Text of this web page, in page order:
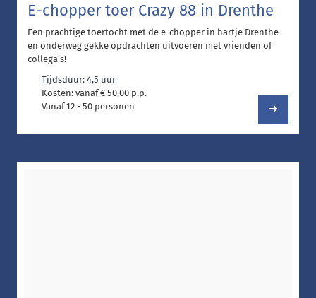
E-chopper toer Crazy 88 in Drenthe
Een prachtige toertocht met de e-chopper in hartje Drenthe
en onderweg gekke opdrachten uitvoeren met vrienden of
collega's!
Tijdsduur: 4,5 uur
Kosten: vanaf € 50,00 p.p.
Vanaf 12 - 50 personen